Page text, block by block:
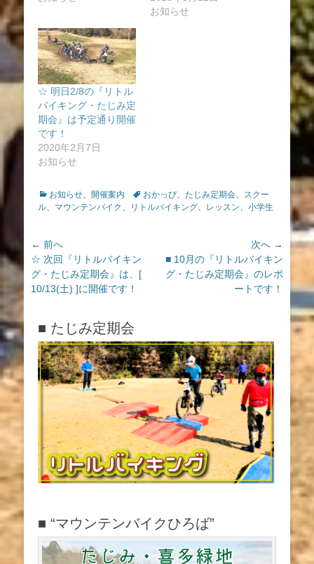
お知らせ
☆ 明日2/8の『リトル
バイキング・たじみ定
期会』は予定通り開催
です！
2020年2月7日
お知らせ
カ
テ
ー
お知らせ、 開催案内
タ
グ
おかっぴ、 たじみ定期会、 スクー
ル、 マウンテンバイク 、 リトルバイキング、 レッスン、 小学生
投
稿
ナ
ビ
ー
シ
ョ
ン
← 前へ
前
の
投
☆ 次回『リトルバイキン
グ・たじみ定期会』は、[
10/13(土) ]に開催です！
次へ →
次■ 10月の『リトルバイキン
グ・たじみ定期会』のレポ
ートです！
■ たじみ定期会
■ “マウンテンバイクひろば”